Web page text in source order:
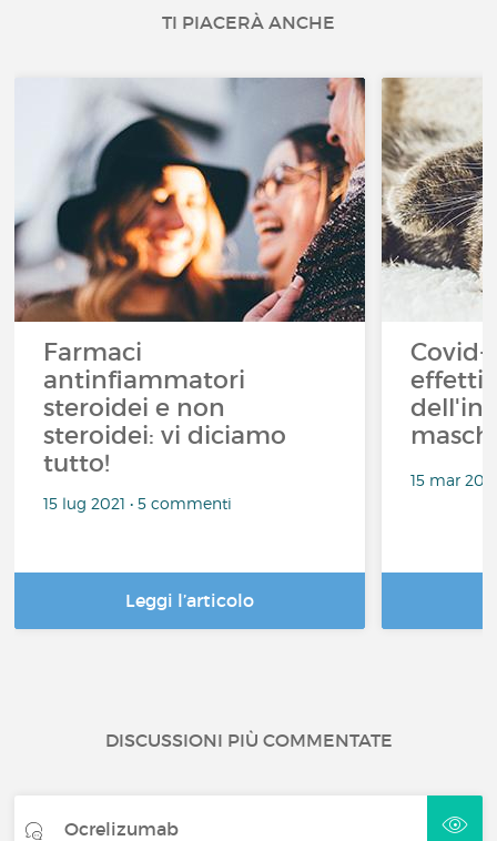
TI PIACERÀ ANCHE
Farmaci
antinfiammatori
steroidei e non
steroidei: vi diciamo
tutto!
15 lug 2021 • 5 commenti
Leggi l’articolo
Covid-
effetti
15 mar
DISCUSSIONI PIÙ COMMENTATE
Ocrelizumab